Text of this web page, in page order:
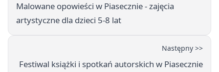
Malowane opowieści w Piasecznie - zajęcia
artystyczne dla dzieci 5-8 lat
Następny >>
Festiwal książki i spotkań autorskich w Piasecznie